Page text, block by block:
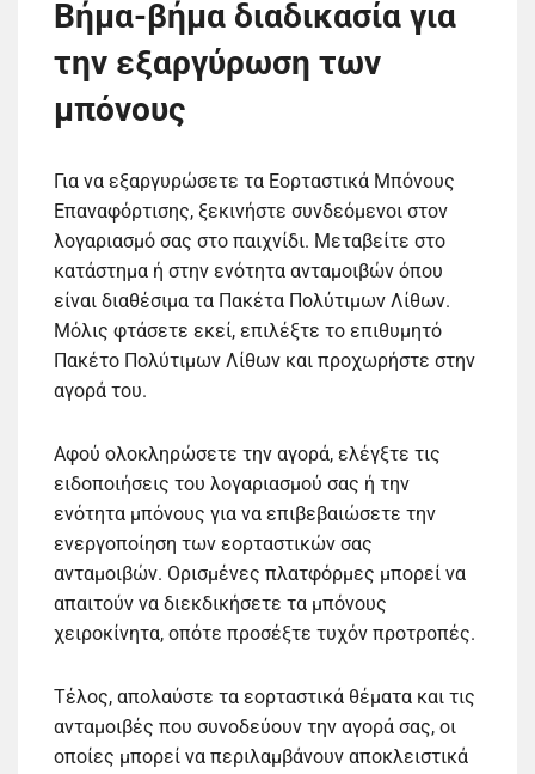
Βήμα-βήμα διαδικασία για
την εξαργύρωση των
μπόνους
Για να εξαργυρώσετε τα Εορταστικά Μπόνους
Επαναφόρτισης, ξεκινήστε συνδεόμενοι στον
λογαριασμό σας στο παιχνίδι. Μεταβείτε στο
κατάστημα ή στην ενότητα ανταμοιβών όπου
είναι διαθέσιμα τα Πακέτα Πολύτιμων Λίθων.
Μόλις φτάσετε εκεί, επιλέξτε το επιθυμητό
Πακέτο Πολύτιμων Λίθων και προχωρήστε στην
αγορά του.
Αφού ολοκληρώσετε την αγορά, ελέγξτε τις
ειδοποιήσεις του λογαριασμού σας ή την
ενότητα μπόνους για να επιβεβαιώσετε την
ενεργοποίηση των εορταστικών σας
ανταμοιβών. Ορισμένες πλατφόρμες μπορεί να
απαιτούν να διεκδικήσετε τα μπόνους
χειροκίνητα, οπότε προσέξτε τυχόν προτροπές.
Τέλος, απολαύστε τα εορταστικά θέματα και τις
ανταμοιβές που συνοδεύουν την αγορά σας, οι
οποίες μπορεί να περιλαμβάνουν αποκλειστικά